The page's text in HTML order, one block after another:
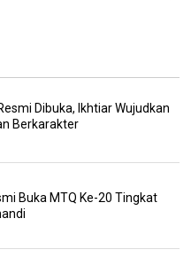
Dibuka, Ikhtiar Wujudkan
Berkarakter
Buka MTQ Ke-20 Tingkat